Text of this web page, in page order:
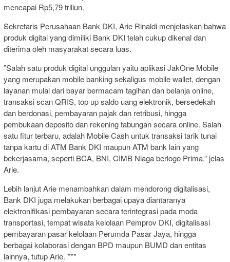
mencapai Rp5,79 triliun.
Sekretaris Perusahaan Bank DKI, Arie Rinaldi menjelaskan bahwa
produk digital yang dimiliki Bank DKI telah cukup dikenal dan
diterima oleh masyarakat secara luas.
”Salah satu produk digital unggulan yaitu aplikasi JakOne Mobile
yang merupakan mobile banking sekaligus mobile wallet, dengan
layanan mulai dari bayar bermacam tagihan dan belanja online,
transaksi scan QRIS, top up saldo uang elektronik, bersedekah
dan berdonasi, pembayaran pajak dan retribusi, hingga
pembukaan deposito dan rekening tabungan secara online. Salah
satu fitur terbaru, adalah Mobile Cash untuk transaksi tarik tunai
tanpa kartu di ATM Bank DKI maupun ATM bank lain yang
bekerjasama, seperti BCA, BNI, CIMB Niaga berlogo Prima.” jelas
Arie.
Lebih lanjut Arie menambahkan dalam mendorong digitalisasi,
Bank DKI juga melakukan berbagai upaya diantaranya
elektronifikasi pembayaran secara terintegrasi pada moda
transportasi, tempat wisata kelolaan Pemprov DKI, digitalisasi
pembayaran pasar kelolaan Perumda Pasar Jaya, hingga
berbagai kolaborasi dengan BPD maupun BUMD dan entitas
lainnya, tutup Arie. ***